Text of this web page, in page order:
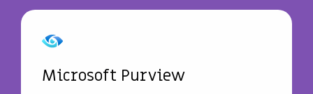
Microsoft Purview